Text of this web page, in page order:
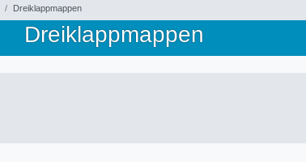
Dreiklappmappen
Dreiklappmappen